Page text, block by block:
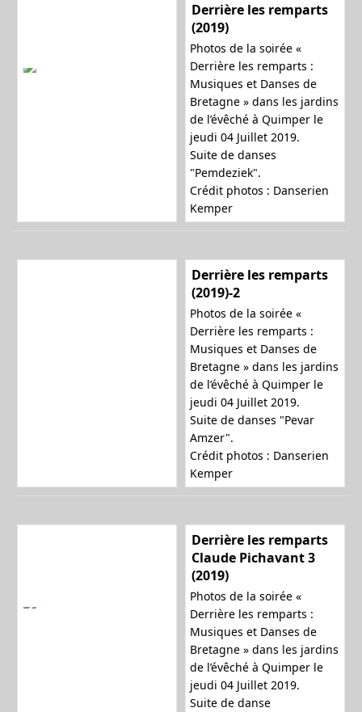
Derrière les remparts
(2019)
Photos de la soirée «
Derrière les remparts :
Musiques et Danses de
Bretagne » dans les jardins
de l’évêché à Quimper le
jeudi 04 Juillet 2019.
Suite de danses
"Pemdeziek".
Crédit photos : Danserien
Kemper
Derrière les remparts
(2019)-2
Photos de la soirée «
Derrière les remparts :
Musiques et Danses de
Bretagne » dans les jardins
de l’évêché à Quimper le
jeudi 04 Juillet 2019.
Suite de danses "Pevar
Amzer".
Crédit photos : Danserien
Kemper
Derrière les remparts
Claude Pichavant 3
(2019)
Photos de la soirée «
Derrière les remparts :
Musiques et Danses de
Bretagne » dans les jardins
de l’évêché à Quimper le
jeudi 04 Juillet 2019.
Suite de danse